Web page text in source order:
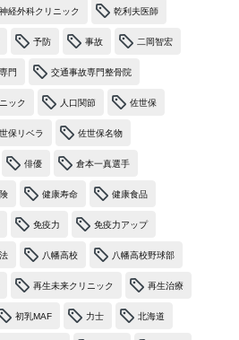
経外科クリニック 乾利夫医師
予防 事故 二岡智宏
門 交通事故専門整骨院
ック 人口関節 佐世保
保リベラ 佐世保名物
俳優 倉本一真選手
健康寿命 健康食品
免疫力 免疫力アップ
八幡高校 八幡高校野球部
再生未来クリニック 再生治療
初乳MAF 力士 北海道